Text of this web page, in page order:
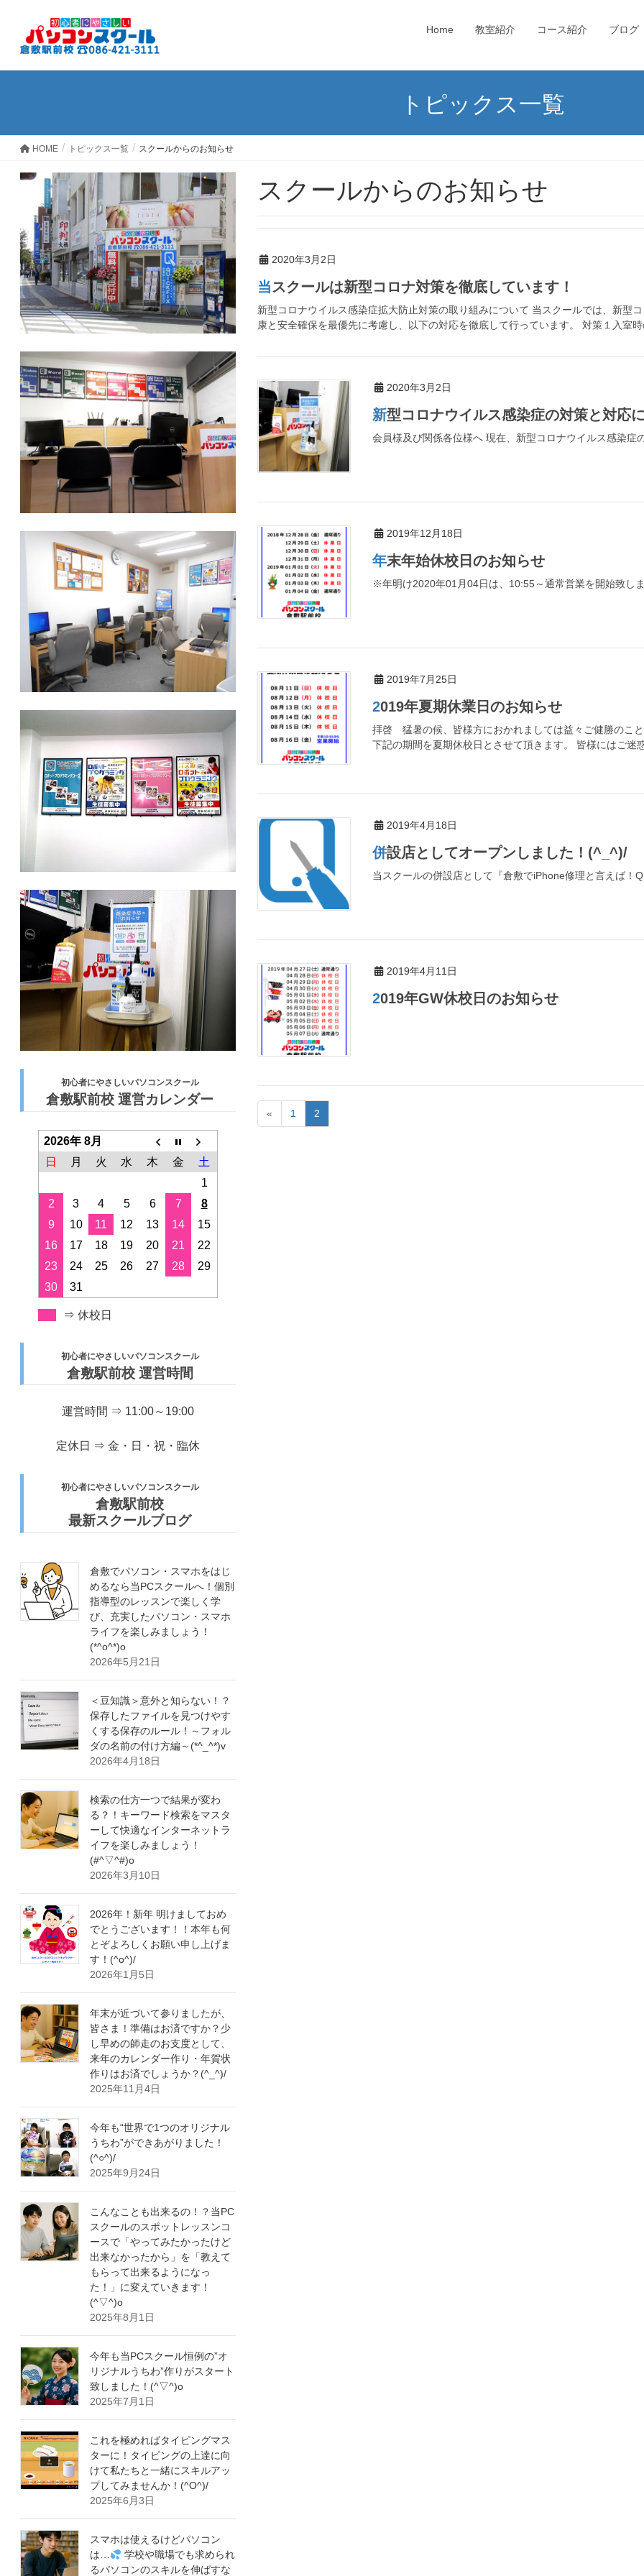
Home 教室紹介 コース紹介 ブログ
トピックス一覧
HOME トピックス一覧 スクールからのお知らせ
スクールからのお知らせ
2020年3月2日
当スクールは新型コロナ対策を徹底しています！
新型コロナウイルス感染症拡大防止対策の取り組みについて 当スクールでは、新型
康と安全確保を最優先に考慮し、以下の対応を徹底して行っています。 対策１入室
2020年3月2日
新型コロナウイルス感染症の対策と対応
会員様及び関係各位様へ 現在、新型コロナウイルス感染
2019年12月18日
年末年始休校日のお知らせ
※年明け2020年01月04日は、10:55～通常営業を開始致しま
2019年7月25日
2019年夏期休業日のお知らせ
拝啓 猛暑の候、皆様方におかれましては益々ご健勝のこ
下記の期間を夏期休校日とさせて頂きます。 皆様にはご
2019年4月18日
併設店としてオープンしました！(^_^)/
当スクールの併設店として『倉敷でiPhone修理と言えば
2019年4月11日
2019年GW休校日のお知らせ
« 1 2
初心者にやさしいパソコンスクール
倉敷駅前校 運営カレンダー
2026年 8月
日
月 火 水 木 金
土
1
2
3 4 5 6 7
8
9
10 11 12 13 14
15
16
17 18 19 20 21
22
23
24 25 26 27 28
29
30
31
⇒ 休校日
初心者にやさしいパソコンスクール
倉敷駅前校 運営時間
運営時間 ⇒ 11:00～19:00
定休日 ⇒ 金・日・祝・臨休
初心者にやさしいパソコンスクール
倉敷駅前校
最新スクールブログ
倉敷でパソコン・スマホをはじ
めるなら当PCスクールへ！個別
指導型のレッスンで楽しく学
び、充実したパソコン・スマホ
ライフを楽しみましょう！
(*^o^*)o
2026年5月21日
＜豆知識＞意外と知らない！？
保存したファイルを見つけやす
くする保存のルール！～フォル
ダの名前の付け方編～(*^_^*)v
2026年4月18日
検索の仕方一つで結果が変わ
る？！キーワード検索をマスタ
ーして快適なインターネットラ
イフを楽しみましょう！
(#^▽^#)o
2026年3月10日
2026年！新年 明けましておめ
でとうございます！！本年も何
とぞよろしくお願い申し上げま
す！(^o^)/
2026年1月5日
年末が近づいて参りましたが、
皆さま！準備はお済ですか？少
し早めの師走のお支度として、
来年のカレンダー作り・年賀状
作りはお済でしょうか？(^_^)/
2025年11月4日
今年も“世界で1つのオリジナル
うちわ”ができあがりました！
(^○^)/
2025年9月24日
こんなことも出来るの！？当PC
スクールのスポットレッスンコ
ースで「やってみたかったけど
出来なかったから」を「教えて
もらって出来るようになっ
た！」に変えていきます！
(^▽^)o
2025年8月1日
今年も当PCスクール恒例の”オ
リジナルうちわ”作りがスタート
致しました！(^▽^)o
2025年7月1日
これを極めればタイピングマス
ターに！タイピングの上達に向
けて私たちと一緒にスキルアッ
プしてみませんか！(^O^)/
2025年6月3日
スマホは使えるけどパソコン
は…
学校や職場でも求められ
るパソコンのスキルを伸ばすな